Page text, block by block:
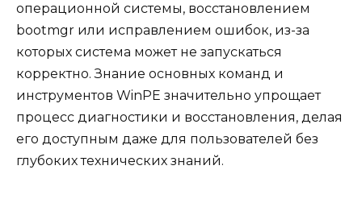
операционной системы, восстановлением
bootmgr или исправлением ошибок, из-за
которых система может не запускаться
корректно. Знание основных команд и
инструментов WinPE значительно упрощает
процесс диагностики и восстановления, делая
его доступным даже для пользователей без
глубоких технических знаний.